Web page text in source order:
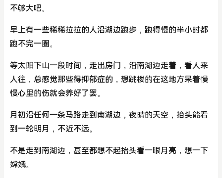
不够大吧。
早上有一些稀稀拉拉的人沿湖边跑步，跑得慢的半小时都
跑不完一圈。
等太阳下山一段时间，走出房门，沿南湖边走着，看人来
人往，总感觉那些得抑郁症的，想跳楼的在这地方呆着慢
慢心里的伤就会养好了罢。
月初沿任何一条马路走到南湖边，夜晴的天空，抬头能看
到一轮明月，不近不远。
不是走到南湖边，甚至都想不起抬头看一眼月亮，想一下
嫦娥。